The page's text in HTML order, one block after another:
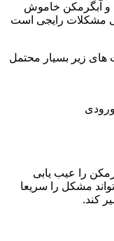
و آبگرمکن خاموش
مشکلات رایجی است
زیر بسیار محتمل
را عیب یابی
مشکل را سریعا
کند.